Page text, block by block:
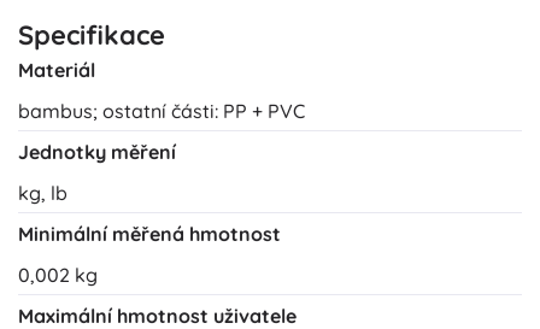
Specifikace
Materiál
bambus; ostatní části: PP + PVC
Jednotky měření
kg, lb
Minimální měřená hmotnost
0,002 kg
Maximální hmotnost uživatele